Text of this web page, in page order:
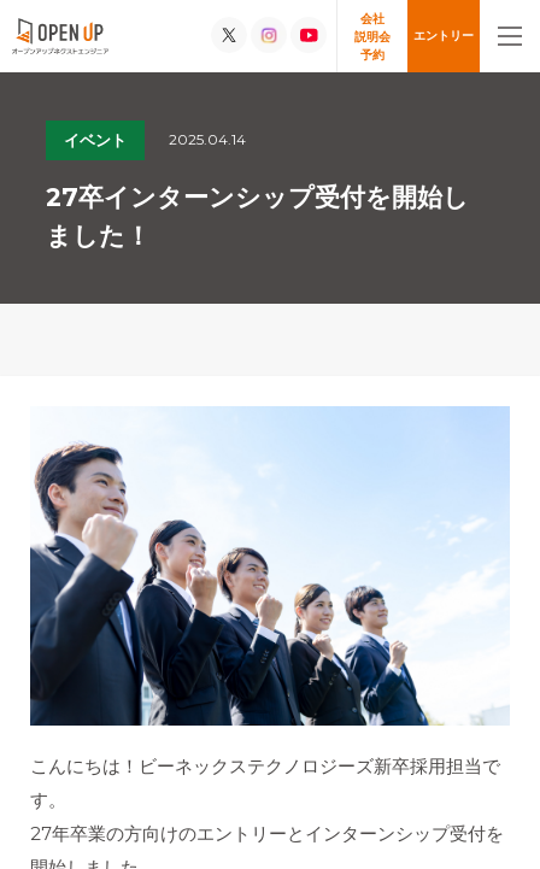
会社
説明会
予約
エントリー
イベント 2025.04.14
27卒インターンシップ受付を開始し
ました！
こんにちは！ビーネックステクノロジーズ新卒採用担当で
す。
27年卒業の方向けのエントリーとインターンシップ受付を